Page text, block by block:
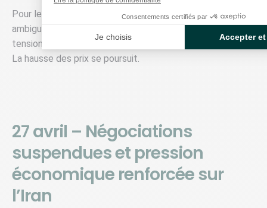
Pour les marchés, cette séquence envoie un signal
ambigu : le risque militaire immédiat recule, mais les
tensions structurelles sur le gaz et le pétrole persistent.
La hausse des prix se poursuit.
27 avril – Négociations
suspendues et pression
économique renforcée sur
l’Iran
Consentements certifiés par
Je choisis Accepter